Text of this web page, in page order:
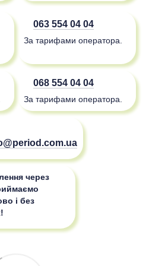
063 554 04 04
За тарифами оператора.
068 554 04 04
За тарифами оператора.
через
і без